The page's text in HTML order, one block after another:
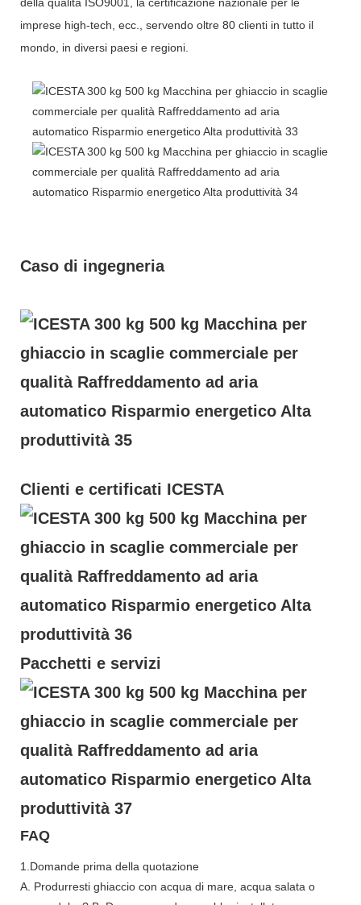
imprese high-tech, ecc., servendo oltre 80 clienti in tutto il
mondo, in diversi paesi e regioni.
Caso di ingegneria
Clienti e certificati ICESTA
Pacchetti e servizi
FAQ
1.Domande prima della quotazione
A. Produrresti ghiaccio con acqua di mare, acqua salata o